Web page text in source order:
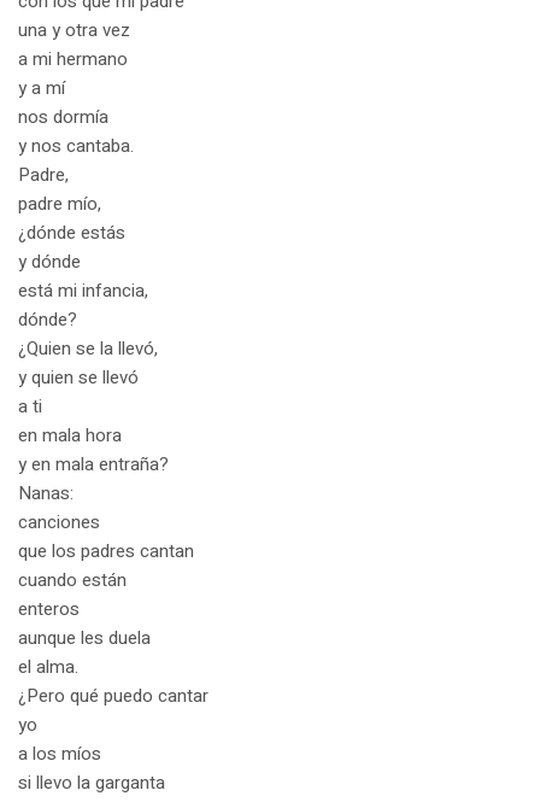
una y otra vez
a mi hermano
y a mí
nos dormía
y nos cantaba.
Padre,
padre mío,
¿dónde estás
y dónde
está mi infancia,
dónde?
¿Quien se la llevó,
y quien se llevó
a ti
en mala hora
y en mala entraña?
Nanas:
canciones
que los padres cantan
cuando están
enteros
aunque les duela
el alma.
¿Pero qué puedo cantar
yo
a los míos
si llevo la garganta